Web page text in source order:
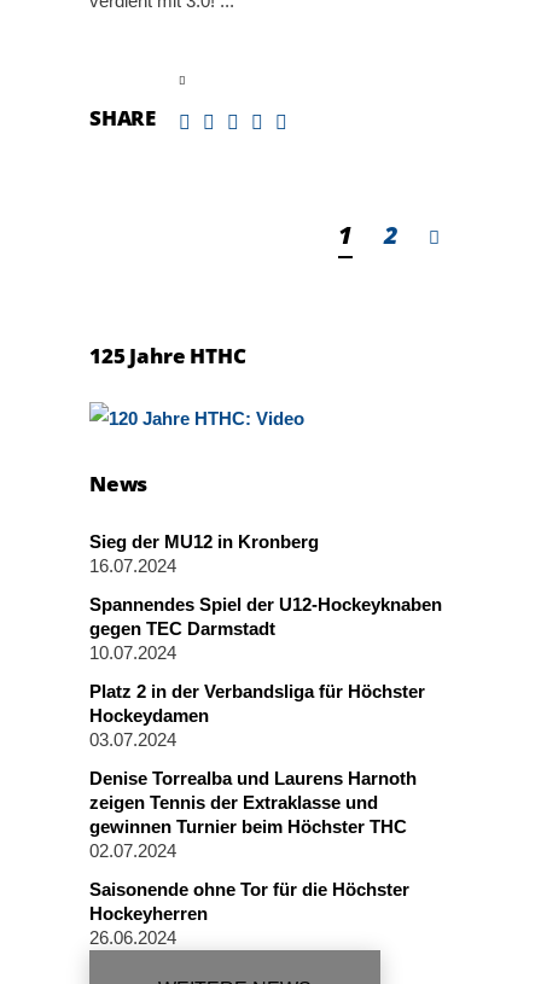
SHARE
1 2
125 Jahre HTHC
News
Sieg der MU12 in Kronberg
16.07.2024
Spannendes Spiel der U12-Hockeyknaben
gegen TEC Darmstadt
10.07.2024
Platz 2 in der Verbandsliga für Höchster
Hockeydamen
03.07.2024
Denise Torrealba und Laurens Harnoth
zeigen Tennis der Extraklasse und
gewinnen Turnier beim Höchster THC
02.07.2024
Saisonende ohne Tor für die Höchster
Hockeyherren
26.06.2024